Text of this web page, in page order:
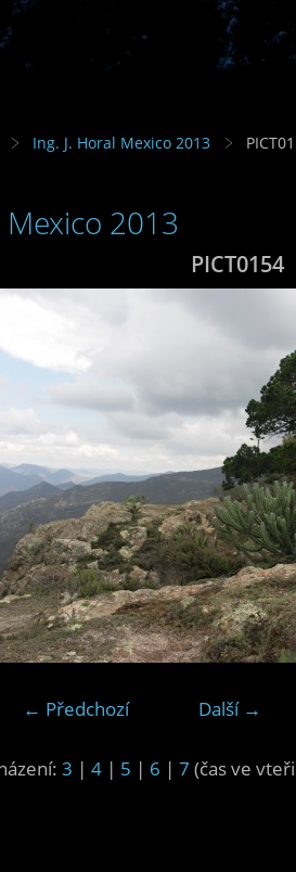
Ing. J. Horal Mexico 2013
Mexico 2013
PICT0154
← Předchozí Další →
3 | 4 | 5 | 6 | 7 (čas ve